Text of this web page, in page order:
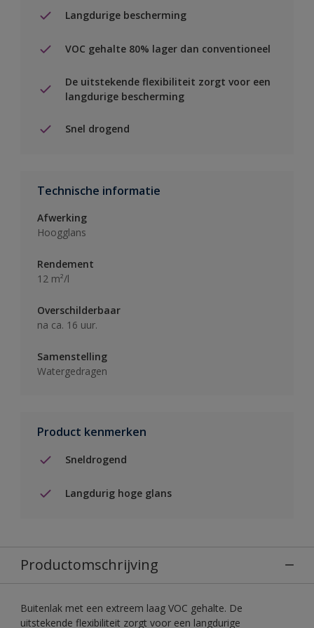
Langdurige bescherming
VOC gehalte 80% lager dan conventioneel
De uitstekende flexibiliteit zorgt voor een
langdurige bescherming
Snel drogend
Technische informatie
Afwerking
Hoogglans
Rendement
12 m²/l
Overschilderbaar
na ca. 16 uur.
Samenstelling
Watergedragen
Product kenmerken
Sneldrogend
Langdurig hoge glans
Productomschrijving
Buitenlak met een extreem laag VOC gehalte. De
uitstekende flexibiliteit zorgt voor een langdurige